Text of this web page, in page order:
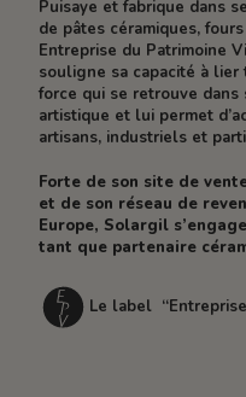
Puisaye et fabrique dans
de pâtes céramiques,
Entreprise du Patrimoine
souligne sa capacité à
force qui se retrouve
artistique et lui permet
artisans, industriels et
Forte de son site de
et de son réseau de
Europe, Solargil
tant que partenaire
Le label